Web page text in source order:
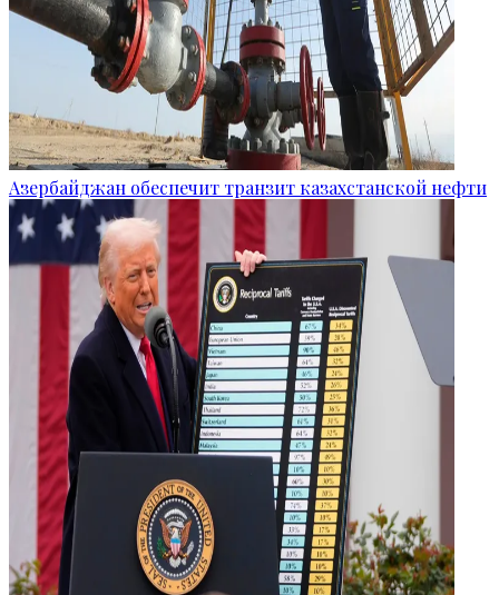
Азербайджан обеспечит транзит казахстанской нефти